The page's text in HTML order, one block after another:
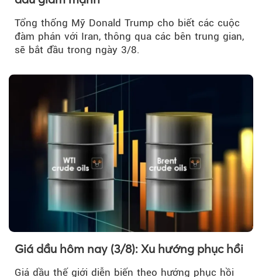
Tổng thống Mỹ Donald Trump cho biết các cuộc
đàm phán với Iran, thông qua các bên trung gian,
sẽ bắt đầu trong ngày 3/8.
Giá dầu hôm nay (3/8): Xu hướng phục hồi
Giá dầu thế giới diễn biến theo hướng phục hồi